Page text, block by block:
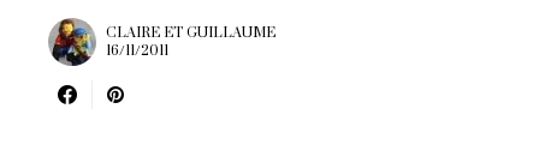
CLAIRE ET GUILLAUME
16/11/2011